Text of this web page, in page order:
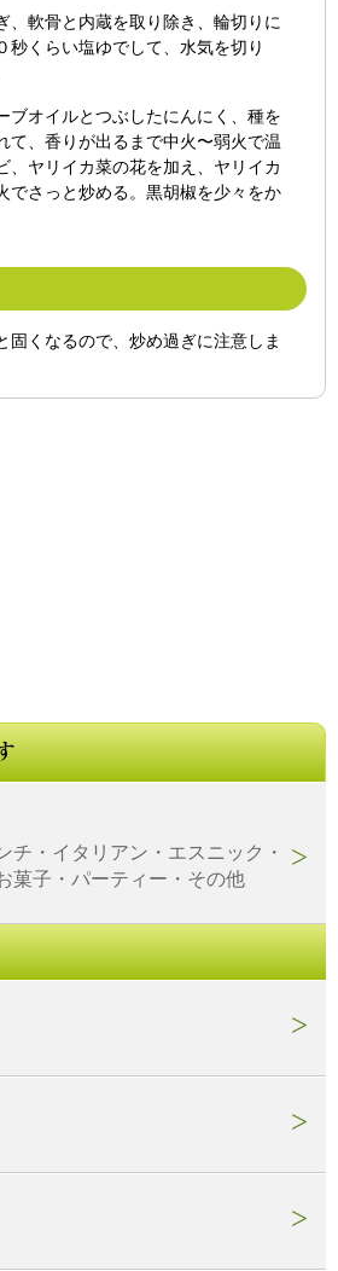
、軟骨と内蔵を取り除き、輪切りに
秒くらい塩ゆでして、水気を切り
ブオイルとつぶしたにんにく、種を
て、香りが出るまで中火〜弱火で温
、ヤリイカ菜の花を加え、ヤリイカ
でさっと炒める。黒胡椒を少々をか
固くなるので、炒め過ぎに注意しま
チ・イタリアン・エスニック・
菓子・パーティー・その他